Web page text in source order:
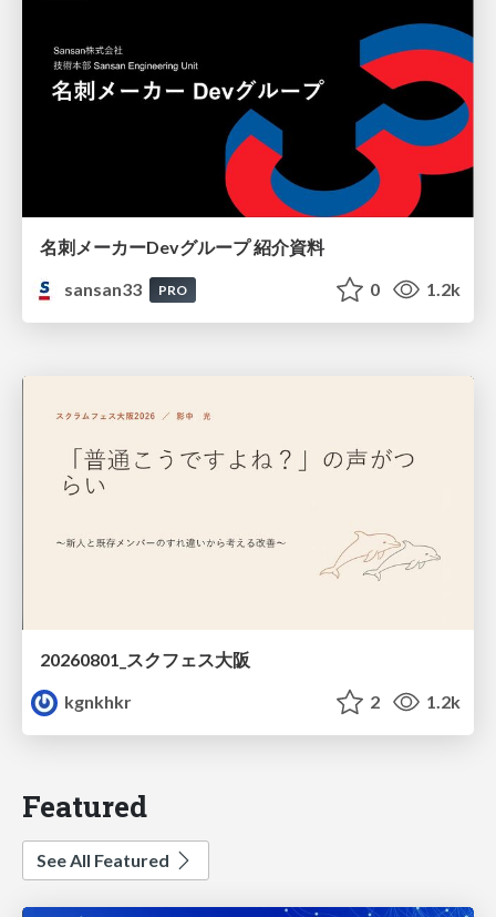
名刺メーカーDevグループ 紹介資料
sansan33
PRO 0 1.2k
20260801_スクフェス大阪
kgnkhkr
2 1.2k
Featured
See All Featured